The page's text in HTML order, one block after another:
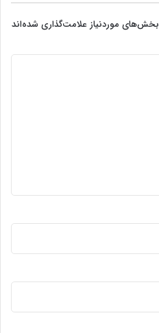
بخش‌های موردنیاز علامت‌گذاری شده‌اند